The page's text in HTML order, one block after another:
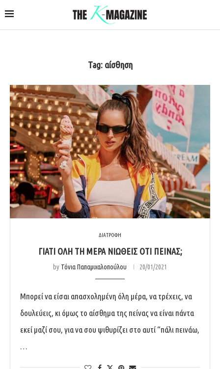
Tag: αίσθηση
ΔΙΑΤΡΟΦΗ
ΓΙΑΤΊ ΌΛΗ ΤΗ ΜΈΡΑ ΝΙΏΘΕΙΣ ΌΤΙ ΠΕΙΝΆΣ;
by Τόνια Παπαμιχαλοπούλου 20/01/2021
Μπορεί να είσαι απασχολημένη όλη μέρα, να τρέχεις, να
δουλεύεις, κι όμως το αίσθημα της πείνας να είναι πάντα
εκεί μαζί σου, για να σου ψιθυρίζει στο αυτί “πάλι πεινάω,
…